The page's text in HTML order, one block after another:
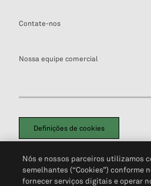
Contate-nos
Nossa equipe comercial
Definições de cookies
Política de PrivacidadePortal de
Não Venda Minhas Informações
Nós e nossos parceiros utilizamos
semelhantes (“Cookies”) conforme
fornecer serviços digitais e operar